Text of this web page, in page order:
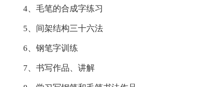
4、毛笔的合成字练习
5、间架结构三十六法
6、钢笔字训练
7、书写作品、讲解